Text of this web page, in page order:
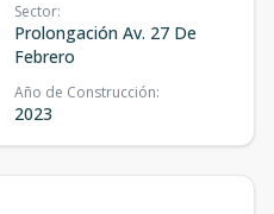
Sector:
Prolongación Av. 27 De
Febrero
Año de Construcción:
2023